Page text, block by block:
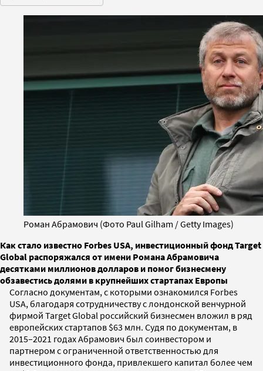
Роман Абрамович (Фото Paul Gilham / Getty Images)
Как стало известно Forbes USA, инвестиционный фонд Target
Global распоряжался от имени Романа Абрамовича
десятками миллионов долларов и помог бизнесмену
обзавестись долями в крупнейших стартапах Европы
Согласно документам, с которыми ознакомился Forbes
USA, благодаря сотрудничеству с лондонской венчурной
фирмой Target Global российский бизнесмен вложил в ряд
европейских стартапов $63 млн. Судя по документам, в
2015–2021 годах Абрамович был соинвестором и
партнером с ограниченной ответственностью для
инвестиционного фонда, привлекшего капитал более чем